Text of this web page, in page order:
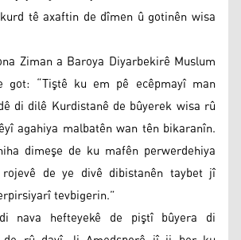
tê axaftin de dîmen û gotinên wisa
Ziman a Baroya Diyarbekirê Muslum
“Tiştê ku em pê ecêpmayî man
di dilê Kurdistanê de bûyerek wisa rû
agahiya malbatên wan tên bikaranîn.
dimeşe de ku mafên perwerdehiya
de ye divê dibistanên taybet jî
tevbigerin.”
nava hefteyekê de piştî bûyera di